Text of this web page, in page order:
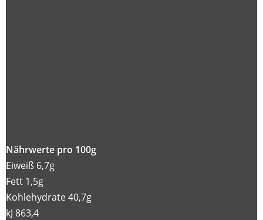
Nährwerte pro 100g
Eiweiß 6,7g
Fett 1,5g
Kohlehydrate 40,7g
kJ 863,4